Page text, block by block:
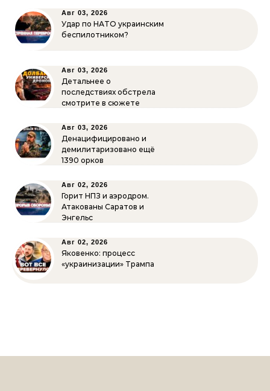
Авг 03, 2026
Удар по НАТО украинским
беспилотником?
Авг 03, 2026
Детальнее о
последствиях обстрела
смотрите в сюжете
Авг 03, 2026
Денацифицировано и
демилитаризовано ещё
1390 орков
Авг 02, 2026
Горит НПЗ и аэродром.
Атакованы Саратов и
Энгельс
Авг 02, 2026
Яковенко: процесс
«украинизации» Трампа